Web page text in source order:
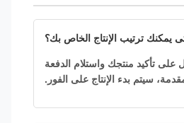
ترتيب الإنتاج الخاص بك؟
منتجك واستلام الدفعة
سيتم بدء الإنتاج على الفور.